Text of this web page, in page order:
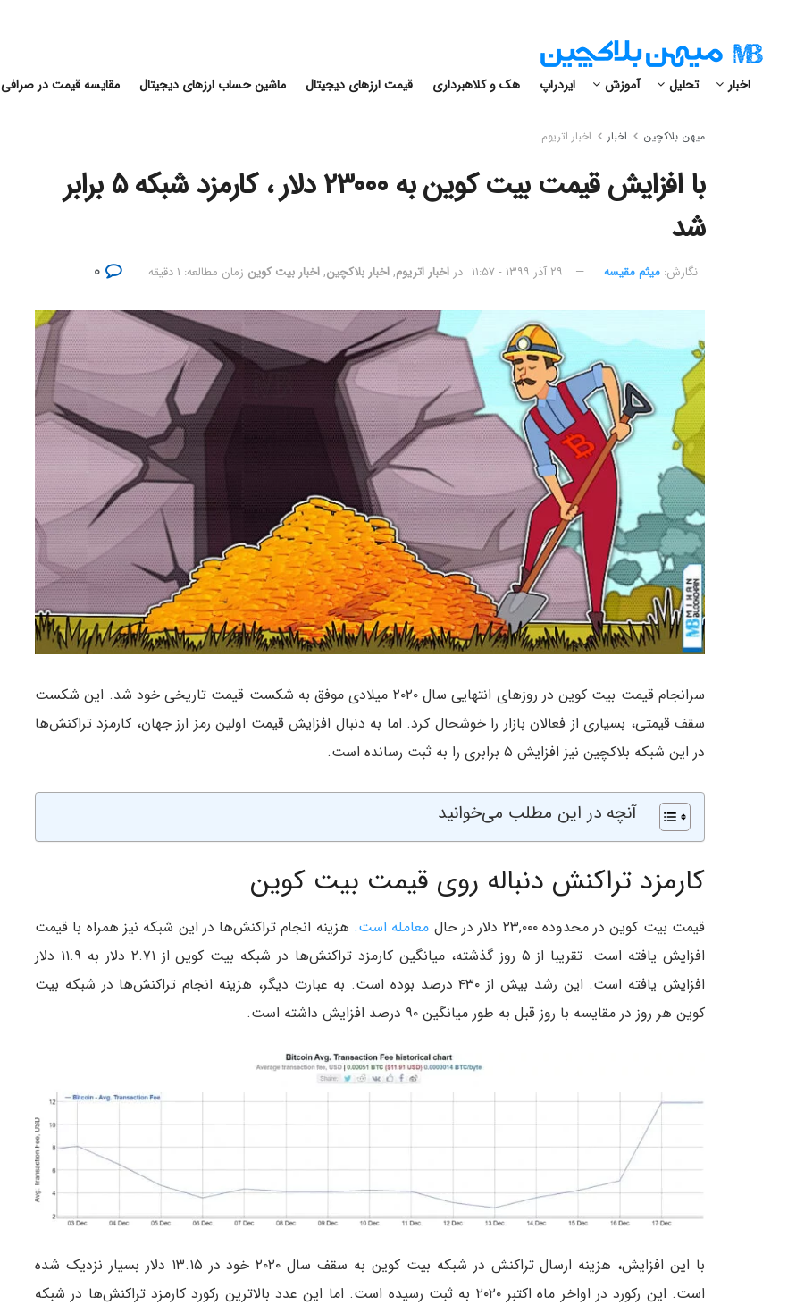
اخبار تحلیل آموزش ایردراپ هک و کلاهبرداری قیمت ارزهای دیجیتال ماشین حساب ارزهای دیجیتال مقایسه قیمت در صرافی
میهن بلاکچین اخبار اخبار اتریوم
با افزایش قیمت بیت کوین به ۲۳۰۰۰ دلار ، کارمزد شبکه ۵ برابر
شد
نگارش:‌ میثم مقیسه ۲۹ آذر ۱۳۹۹ - ۱۱:۵۷ در اخبار اتریوم,اخبار بلاکچین,اخبار بیت کوین زمان مطالعه: ۱ دقیقه
سرانجام قیمت بیت کوین در روزهای انتهایی سال ۲۰۲۰ میلادی موفق به شکست قیمت تاریخی خود شد. این شکست
سقف قیمتی، بسیاری از فعالان بازار را خوشحال کرد. اما به دنبال افزایش قیمت اولین رمز ارز جهان، کارمزد تراکنش‌ها
در این شبکه بلاکچین نیز افزایش ۵ برابری را به ثبت رسانده است.
آنچه در این مطلب می‌خوانید
کارمزد تراکنش دنباله روی قیمت بیت کوین
قیمت بیت کوین در محدوده ۲۳,۰۰۰ دلار در حال معامله است. هزینه انجام تراکنش‌ها در این شبکه نیز همراه با قیمت
افزایش یافته است. تقریبا از ۵ روز گذشته، میانگین کارمزد تراکنش‌ها در شبکه بیت کوین از ۲.۷۱ دلار به ۱۱.۹ دلار
افزایش یافته است. این رشد بیش از ۴۳۰ درصد بوده است. به عبارت دیگر، هزینه انجام تراکنش‌ها در شبکه بیت
کوین هر روز در مقایسه با روز قبل به طور میانگین ۹۰ درصد افزایش داشته است.
با این افزایش، هزینه ارسال تراکنش در شبکه بیت کوین به سقف سال ۲۰۲۰ خود در ۱۳.۱۵ دلار بسیار نزدیک شده
است. این رکورد در اواخر ماه اکتبر ۲۰۲۰ به ثبت رسیده است. اما این عدد بالاترین رکورد کارمزد تراکنش‌ها در شبکه